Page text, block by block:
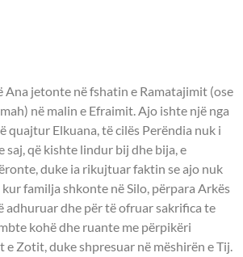
Ana jetonte në fshatin e Ramatajimit (ose
në malin e Efraimit. Ajo ishte një nga
quajtur Elkuana, të cilës Perëndia nuk i
saj, që kishte lindur bij dhe bija, e
duke ia rikujtuar faktin se ajo nuk
familja shkonte në Silo, përpara Arkës
adhuruar dhe për të ofruar sakrifica te
kohë dhe ruante me përpikëri
Zotit, duke shpresuar në mëshirën e Tij.